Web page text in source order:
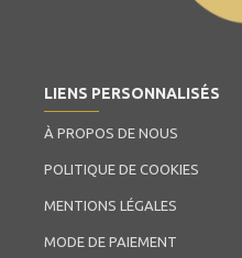
LIENS PERSONNALISÉS
À PROPOS DE NOUS
POLITIQUE DE COOKIES
MENTIONS LÉGALES
MODE DE PAIEMENT